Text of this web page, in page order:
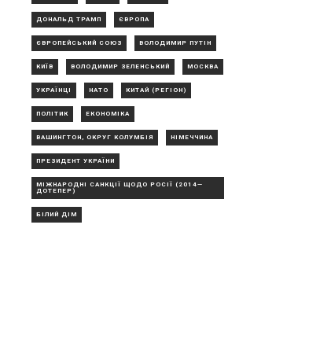
ДОНАЛЬД ТРАМП ЄВРОПА
ЄВРОПЕЙСЬКИЙ СОЮЗ ВОЛОДИМИР ПУТІН
КИЇВ ВОЛОДИМИР ЗЕЛЕНСЬКИЙ МОСКВА
УКРАЇНЦІ НАТО КИТАЙ (РЕГІОН)
ПОЛІТИК ЕКОНОМІКА
ВАШИНГТОН, ОКРУГ КОЛУМБІЯ НІМЕЧЧИНА
ПРЕЗИДЕНТ УКРАЇНИ
МІЖНАРОДНІ САНКЦІЇ ЩОДО РОСІЇ (2014—
ДОТЕПЕР)
БІЛИЙ ДІМ